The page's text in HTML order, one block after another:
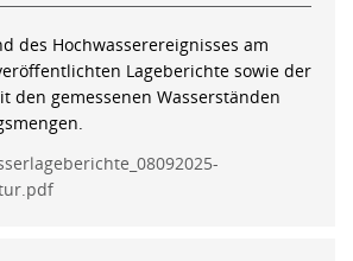
des Hochwasserereignisses am
Lageberichte sowie der
den gemessenen Wasserständen